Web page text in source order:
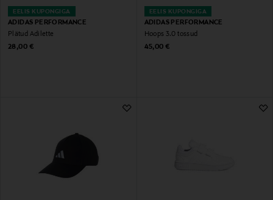
EELIS KUPONGIGA
ADIDAS PERFORMANCE
Plätud Adilette
Original Price
28,00 €
EELIS KUPONGIGA
ADIDAS PERFORMANCE
Hoops 3.0 tossud
Original Price
45,00 €